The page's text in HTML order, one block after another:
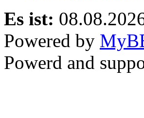
Es ist:
Powered by
Powerd and